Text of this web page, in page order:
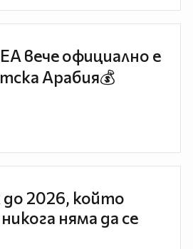
вече официално е
Арабия💰
до 2026, който
няма да се